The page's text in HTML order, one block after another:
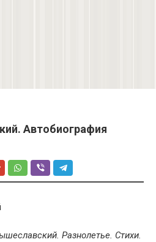
Автобиография
Разнолетье. Стихи.